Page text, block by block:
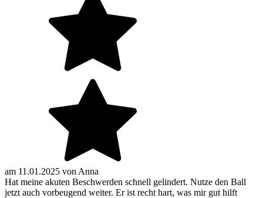
am 11.01.2025 von Anna
Hat meine akuten Beschwerden schnell gelindert. Nutze den Ball
jetzt auch vorbeugend weiter. Er ist recht hart, was mir gut hilft